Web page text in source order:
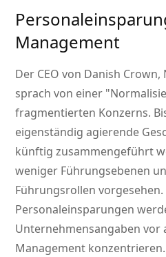
Management
Der CEO von Danish
sprach von einer
fragmentierten Konzerns.
eigenständig agierende
künftig zusammengeführt
weniger Führungsebenen
Führungsrollen vorgesehen.
Personaleinsparungen
Unternehmensangaben vor
Management